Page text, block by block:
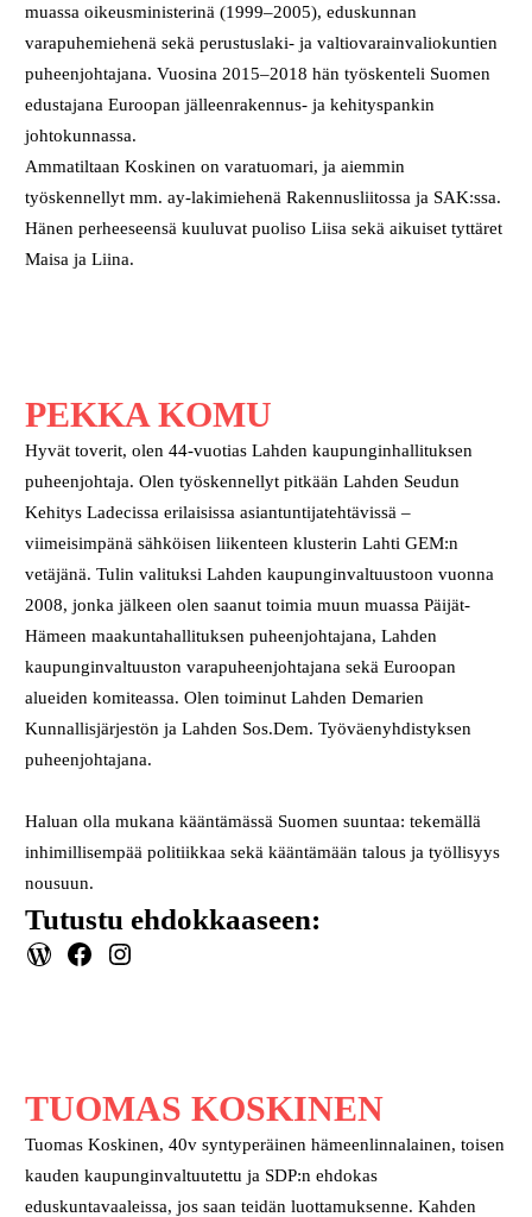
muassa oikeusministerinä (1999–2005), eduskunnan
varapuhemiehenä sekä perustuslaki- ja valtiovarainvaliokuntien
puheenjohtajana. Vuosina 2015–2018 hän työskenteli Suomen
edustajana Euroopan jälleenrakennus- ja kehityspankin
johtokunnassa.
Ammatiltaan Koskinen on varatuomari, ja aiemmin
työskennellyt mm. ay-lakimiehenä Rakennusliitossa ja SAK:ssa.
Hänen perheeseensä kuuluvat puoliso Liisa sekä aikuiset tyttäret
Maisa ja Liina.
PEKKA KOMU
Hyvät toverit, olen 44-vuotias Lahden kaupunginhallituksen
puheenjohtaja. Olen työskennellyt pitkään Lahden Seudun
Kehitys Ladecissa erilaisissa asiantuntijatehtävissä –
viimeisimpänä sähköisen liikenteen klusterin Lahti GEM:n
vetäjänä. Tulin valituksi Lahden kaupunginvaltuustoon vuonna
2008, jonka jälkeen olen saanut toimia muun muassa Päijät-
Hämeen maakuntahallituksen puheenjohtajana, Lahden
kaupunginvaltuuston varapuheenjohtajana sekä Euroopan
alueiden komiteassa. Olen toiminut Lahden Demarien
Kunnallisjärjestön ja Lahden Sos.Dem. Työväenyhdistyksen
puheenjohtajana.
Haluan olla mukana kääntämässä Suomen suuntaa: tekemällä
inhimillisempää politiikkaa sekä kääntämään talous ja työllisyys
nousuun.
Tutustu ehdokkaaseen:
WordPress Facebook Instagram
TUOMAS KOSKINEN
Tuomas Koskinen, 40v syntyperäinen hämeenlinnalainen, toisen
kauden kaupunginvaltuutettu ja SDP:n ehdokas
eduskuntavaaleissa, jos saan teidän luottamuksenne. Kahden